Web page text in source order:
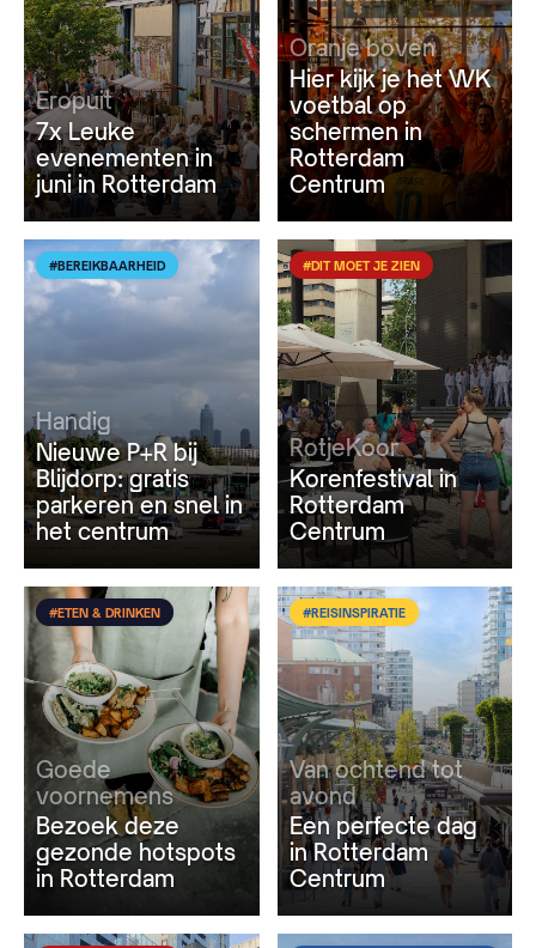
Eropuit
7x Leuke
evenementen in
juni in Rotterdam
Oranje boven
Hier kijk je het WK
voetbal op
schermen in
Rotterdam
Centrum
#BEREIKBAARHEID
Handig
Nieuwe P+R bij
Blijdorp: gratis
parkeren en snel in
het centrum
#DIT MOET JE ZIEN
RotjeKoor
Korenfestival in
Rotterdam
Centrum
#ETEN & DRINKEN
Goede
voornemens
Bezoek deze
gezonde hotspots
in Rotterdam
#REISINSPIRATIE
Van ochtend tot
avond
Een perfecte dag
in Rotterdam
Centrum